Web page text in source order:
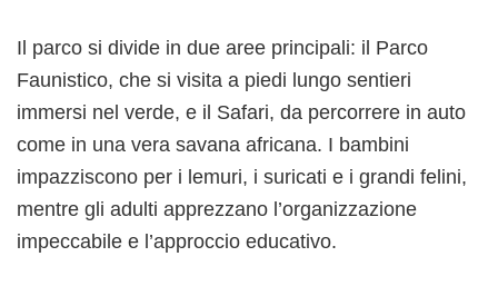
Il parco si divide in due aree principali: il Parco
Faunistico, che si visita a piedi lungo sentieri
immersi nel verde, e il Safari, da percorrere in auto
come in una vera savana africana. I bambini
impazziscono per i lemuri, i suricati e i grandi felini,
mentre gli adulti apprezzano l’organizzazione
impeccabile e l’approccio educativo.